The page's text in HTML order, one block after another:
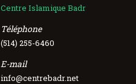
Centre Islamique Badr
Téléphone
(514) 255-6460
E-mail
info@centrebadr.net